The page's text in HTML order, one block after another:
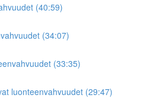
(40:59)
(34:07)
(33:35)
luonteenvahvuudet (29:47)